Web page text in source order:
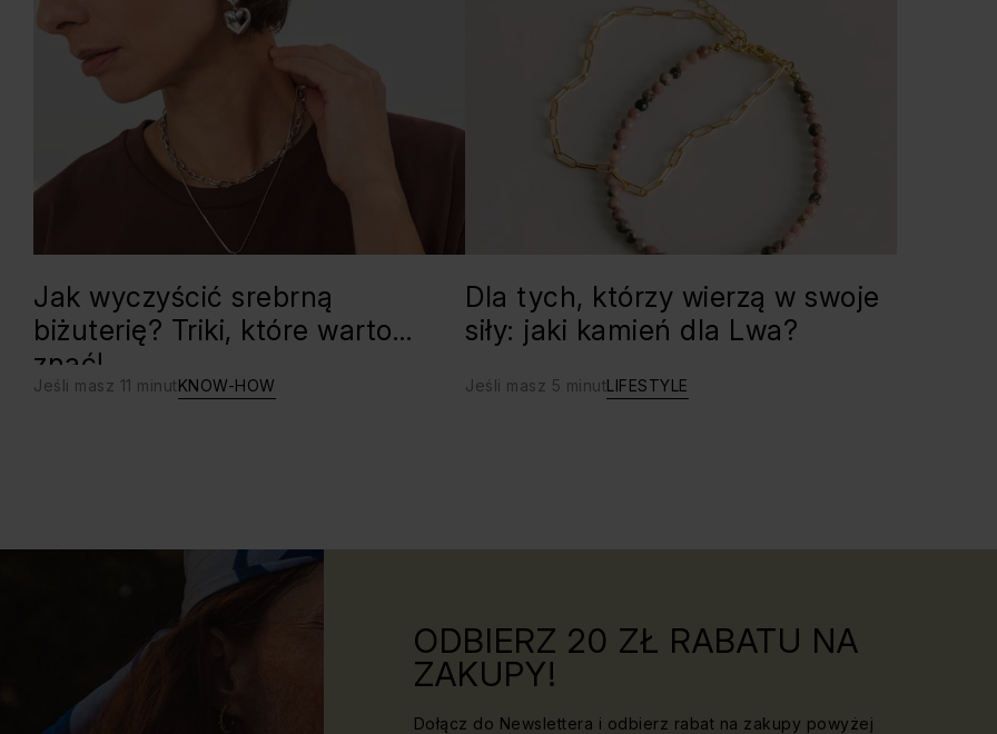
Jak wyczyścić srebrną
biżuterię? Triki, które warto
znać!
Jeśli masz 11 minutKNOW-HOW
Dla tych, którzy wierzą w swoje
siły: jaki kamień dla Lwa?
Jeśli masz 5 minutLIFESTYLE
ODBIERZ 20 ZŁ RABATU NA
ZAKUPY!
Dołącz do Newslettera i odbierz rabat na zakupy powyżej